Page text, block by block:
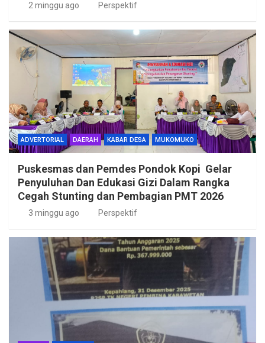
2 minggu ago Perspektif
ADVERTORIAL DAERAH KABAR DESA MUKOMUKO
Puskesmas dan Pemdes Pondok Kopi Gelar
Penyuluhan Dan Edukasi Gizi Dalam Rangka
Cegah Stunting dan Pembagian PMT 2026
3 minggu ago Perspektif